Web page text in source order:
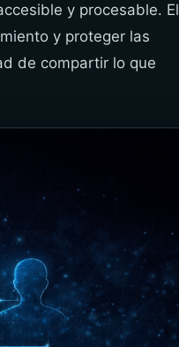
y procesable. El
y proteger las
de compartir lo que